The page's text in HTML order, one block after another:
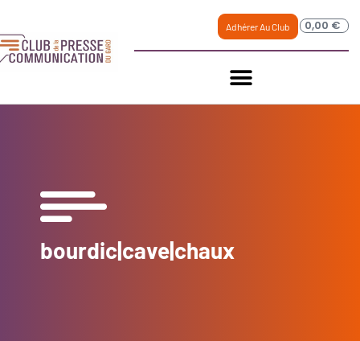
Adhérer Au Club 0,00 €
bourdic|cave|chaux